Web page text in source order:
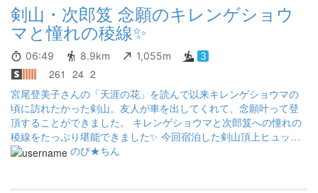
浴びる感覚久しぶり過ぎ！気持ち良過ぎ‼︎でした。 帰宅途中、国道
2号線の事故渋滞で余分に時間かかっちゃったけど寄り道せず下山
してたので←あ、寄り道してたら渋滞に遭わなかったんじゃない
か⁈と考えては…欲をかいてはいけません。 贅沢なちょこっと散
歩、感謝の気持ちを忘れず次の山散歩に繋がればいいなあ～～
剣山・次郎笈 念願のキレンゲショウ
マと憧れの稜線✨
06:49 8.9km 1,055m 3
261 24 2
宮尾登美子さんの「天涯の花」を読んで以来キレンゲショウマの
頃に訪れたかった剣山。友人が車を出してくれて、念願叶って登
頂することができました。 キレンゲショウマと次郎笈への憧れの
稜線をたっぷり堪能できました✨ 今回宿泊した剣山頂上ヒュッテ
さん、お料理が美味しく、スタッフさんも親切で、個室だったの
のび★ちん